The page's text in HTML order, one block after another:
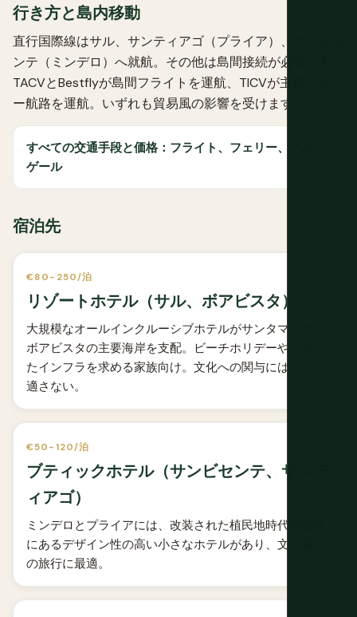
行き方と島内移動
直行国際線はサル、サンティアゴ（プライア）、サンビセ
ンテ（ミンデロ）へ就航。その他は島間接続が必要です。
TACVとBestflyが島間フライトを運航、TICVが主要フェリ
ー航路を運航。いずれも貿易風の影響を受けます。
すべての交通手段と価格：フライト、フェリー、アル
ゲール
宿泊先
€80-250/泊
リゾートホテル（サル、ボアビスタ）
大規模なオールインクルーシブホテルがサンタマリアと
ボアビスタの主要海岸を支配。ビーチホリデーや一貫し
たインフラを求める家族向け。文化への関与にはあまり
適さない。
€50-120/泊
ブティックホテル（サンビセンテ、サンテ
ィアゴ）
ミンデロとプライアには、改装された植民地時代の建物
にあるデザイン性の高い小さなホテルがあり、文化重視
の旅行に最適。